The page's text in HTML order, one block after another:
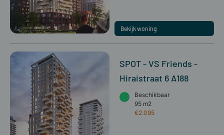
Bekijk woning
SPOT - VS Friends -
Hiraistraat 6 A188
Beschikbaar
95 m2
€2.095